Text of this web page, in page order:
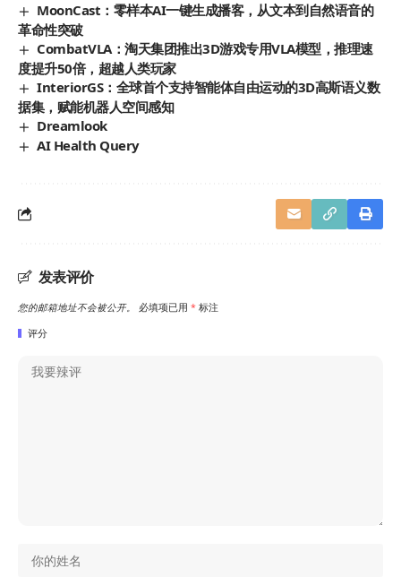
MoonCast：零样本AI一键生成播客，从文本到自然语音的
革命性突破
CombatVLA：淘天集团推出3D游戏专用VLA模型，推理速
度提升50倍，超越人类玩家
InteriorGS：全球首个支持智能体自由运动的3D高斯语义数
据集，赋能机器人空间感知
Dreamlook
AI Health Query
发表评价
您的邮箱地址不会被公开。 必填项已用 * 标注
评分